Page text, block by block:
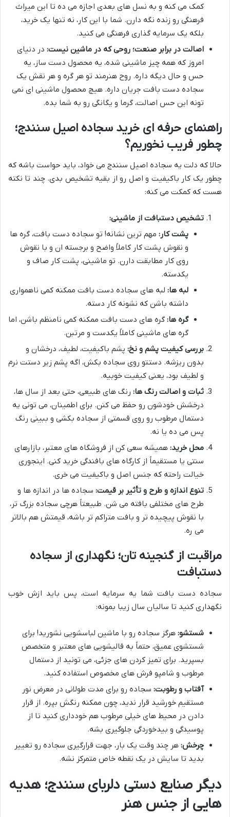
کمک می کنه و به نسل های بعدی اجازه می ده تا این میراث
فرهنگی رو زنده نگه دارن. شما با این کار، نه تنها یک خرید،
بلکه یک سرمایه گذاری فرهنگی می کنید.
اصالت در برابر صنعت؛ روحی که در ماشین نیست: در دنیای
امروز که همه چیز ماشینی شده، یه محصول دست ساز، یه
حس و حال دیگه داره. روح هنرمند تو هر گره و هر نقش یک
سجاده دست بافت جریان داره. هیچ محصول ماشینی ای نمی
تونه این حس اصالت، گرما و یگانگی رو به شما بده.
راهنمای حرفه ای خرید سجاده اصیل سنندج؛
چطور فریب نخوریم؟
حالا که دلت یه سجاده اصیل سنندج می خواد، باید حواست باشه که
چطور یک کار باکیفیت و اصل رو از بقیه تشخیص بدی. چند تا نکته
هست که کمکت می کنه:
تشخیص دستبافت از ماشینی:
پشت کار: مهم ترین نشانه! تو سجاده دست بافت، گره ها
و نقوش پشت کار کاملاً واضح و برجسته ان و با نقوش
روی کار مطابقت دارن. تو ماشینی، پشت کار صاف و
یکدسته.
لبه ها: لبه های سجاده دست بافت ممکنه کمی ناهمواری
داشته باشن که نشونه کار دسته.
گره ها: گره های دست بافت ممکنه کمی نامنظم باشن، اما
گره های ماشینی کاملاً یکدست و مرتبن.
بررسی کیفیت پشم و نخ: پشم باکیفیت، لطیف، درخشان و
بدون ریزشه. دستتو روی سجاده بکش، اگه پشم زیر دستت نرم
و لطیف بود، یعنی کیفیت خوبیه.
ثبات و اصالت رنگ ها: رنگ های طبیعی، حتی بعد از سال ها،
درخشش خودشون رو حفظ می کنن. برای اطمینان، می تونی یه
دستمال مرطوب رو روی قسمتی از سجاده بکشی و ببینی رنگ
پس می ده یا نه.
محل خرید: همیشه سعی کن از فروشگاه های معتبر، بازارهای
سنتی یا مستقیماً از کارگاه های بافندگی خرید کنی. اینجوری
خیالت راحته که جنس اصل و باکیفیت می خری.
تنوع اندازه و طرح و تأثیر بر قیمت: سجاده ها در اندازه ها و
طرح های مختلفی بافته می شن. طبیعتاً هرچی سجاده بزرگ تر،
با نقوش پیچیده تر و بافت متراکم تر باشه، قیمتش هم بالاتر
می ره.
مراقبت از گنجینه تان؛ نگهداری از سجاده
دستبافت
سجاده دست بافت شما یه سرمایه است، پس باید ازش خوب
نگهداری کنید تا سالیان سال زیبا بمونه:
شستشو: هرگز سجاده رو با ماشین لباسشویی نشورید! برای
شستشوی عمیق، حتماً به قالیشویی های معتبر و متخصص
بسپرید. برای تمیز کردن های جزئی، می تونید از دستمال
مرطوب و شامپو فرش های مخصوص استفاده کنید.
آفتاب و رطوبت: سجاده رو برای مدت طولانی در معرض نور
مستقیم خورشید قرار ندید، چون ممکنه رنگش بپره. از قرار
دادن در محیط های خیلی مرطوب هم خودداری کنید تا از
پوسیدگی و بیدخوردگی جلوگیری بشه.
چرخش: هر چند وقت یک بار، جهت قرارگیری سجاده رو تغییر
بدید تا سایش در یک نقطه خاص متمرکز نشه.
دیگر صنایع دستی دلربای سنندج؛ هدیه
هایی از جنس هنر